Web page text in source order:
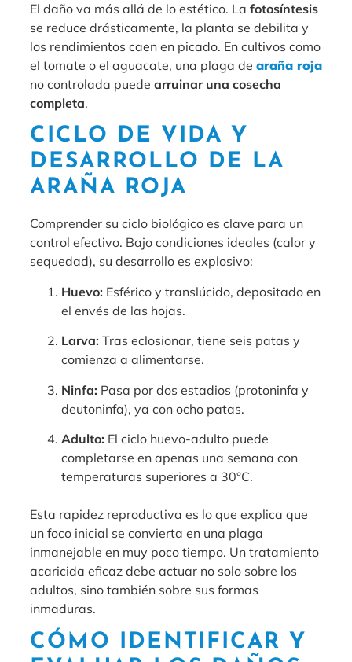
El daño va más allá de lo estético. La fotosíntesis
se reduce drásticamente, la planta se debilita y
los rendimientos caen en picado. En cultivos como
el tomate o el aguacate, una plaga de araña roja
no controlada puede arruinar una cosecha
completa.
CICLO DE VIDA Y
DESARROLLO DE LA
ARAÑA ROJA
Comprender su ciclo biológico es clave para un
control efectivo. Bajo condiciones ideales (calor y
sequedad), su desarrollo es explosivo:
Huevo: Esférico y translúcido, depositado en
el envés de las hojas.
Larva: Tras eclosionar, tiene seis patas y
comienza a alimentarse.
Ninfa: Pasa por dos estadios (protoninfa y
deutoninfa), ya con ocho patas.
Adulto: El ciclo huevo-adulto puede
completarse en apenas una semana con
temperaturas superiores a 30°C.
Esta rapidez reproductiva es lo que explica que
un foco inicial se convierta en una plaga
inmanejable en muy poco tiempo. Un tratamiento
acaricida eficaz debe actuar no solo sobre los
adultos, sino también sobre sus formas
inmaduras.
CÓMO IDENTIFICAR Y